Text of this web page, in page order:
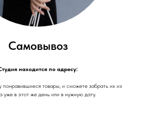
Самовывоз
находится по адресу:
понравившиеся товары, и сможете забрать их из
уже в этот же день или в нужную дату.